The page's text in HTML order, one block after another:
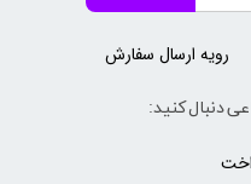
دنبال کنید:
رویه ارسال سفارش